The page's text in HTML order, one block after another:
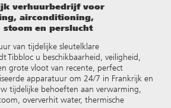
verhuurbedrijf voor
airconditioning,
en perslucht
van tijdelijke sleutelklare
Tibbloc u beschikbaarheid, veiligheid,
grote vloot van recente, perfect
apparatuur om 24/7 in Frankrijk en
tijdelijke behoeften aan verwarming,
oververhit water, thermische